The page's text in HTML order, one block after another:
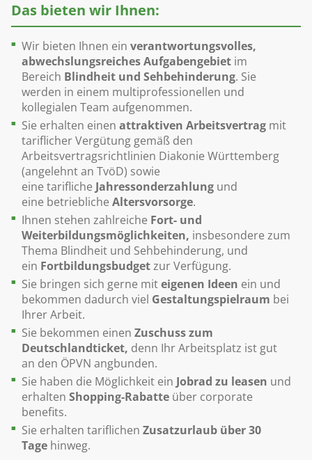
Das bieten wir Ihnen:
Wir bieten Ihnen ein verantwortungsvolles,
abwechslungsreiches Aufgabengebiet im
Bereich Blindheit und Sehbehinderung. Sie
werden in einem multiprofessionellen und
kollegialen Team aufgenommen.
Sie erhalten einen attraktiven Arbeitsvertrag mit
tariflicher Vergütung gemäß den
Arbeitsvertragsrichtlinien Diakonie Württemberg
(angelehnt an TvöD) sowie
eine tarifliche Jahressonderzahlung und
eine betriebliche Altersvorsorge.
Ihnen stehen zahlreiche Fort- und
Weiterbildungsmöglichkeiten, insbesondere zum
Thema Blindheit und Sehbehinderung, und
ein Fortbildungsbudgetzur Verfügung.
Sie bringen sich gerne miteigenen Ideen ein und
bekommen dadurch viel Gestaltungspielraum bei
Ihrer Arbeit.
Sie bekommen einen Zuschuss zum
Deutschlandticket, denn Ihr Arbeitsplatz ist gut
an den ÖPVN angbunden.
Sie haben die Möglichkeit ein Jobrad zu leasen und
erhalten Shopping-Rabatte über corporate
benefits.
Sie erhalten tariflichen Zusatzurlaub über 30
Tage hinweg.